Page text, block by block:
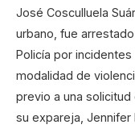
José Cosculluela
urbano, fue
Policía por
modalidad de
previo a una
su expareja, Jennifer